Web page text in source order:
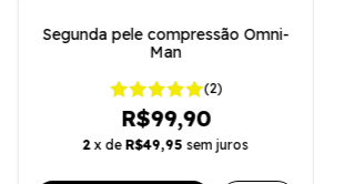
Segunda pele compressão Omni-
Man
(2)
R$99,90
2 x de R$49,95 sem juros